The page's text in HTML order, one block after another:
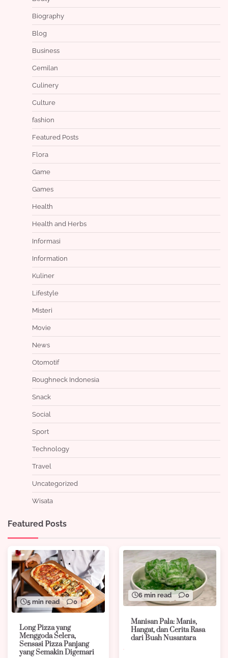
Biography
Blog
Business
Cemilan
Culinery
Culture
fashion
Featured Posts
Flora
Game
Games
Health
Health and Herbs
Informasi
Information
Kuliner
Lifestyle
Misteri
Movie
News
Otomotif
Roughneck Indonesia
Snack
Social
Sport
Technology
Travel
Uncategorized
Wisata
Featured Posts
5 min read 0
Long Pizza yang
Menggoda Selera,
Sensasi Pizza Panjang
yang Semakin Digemari
6 min read 0
Manisan Pala: Manis,
Hangat, dan Cerita Rasa
dari Buah Nusantara